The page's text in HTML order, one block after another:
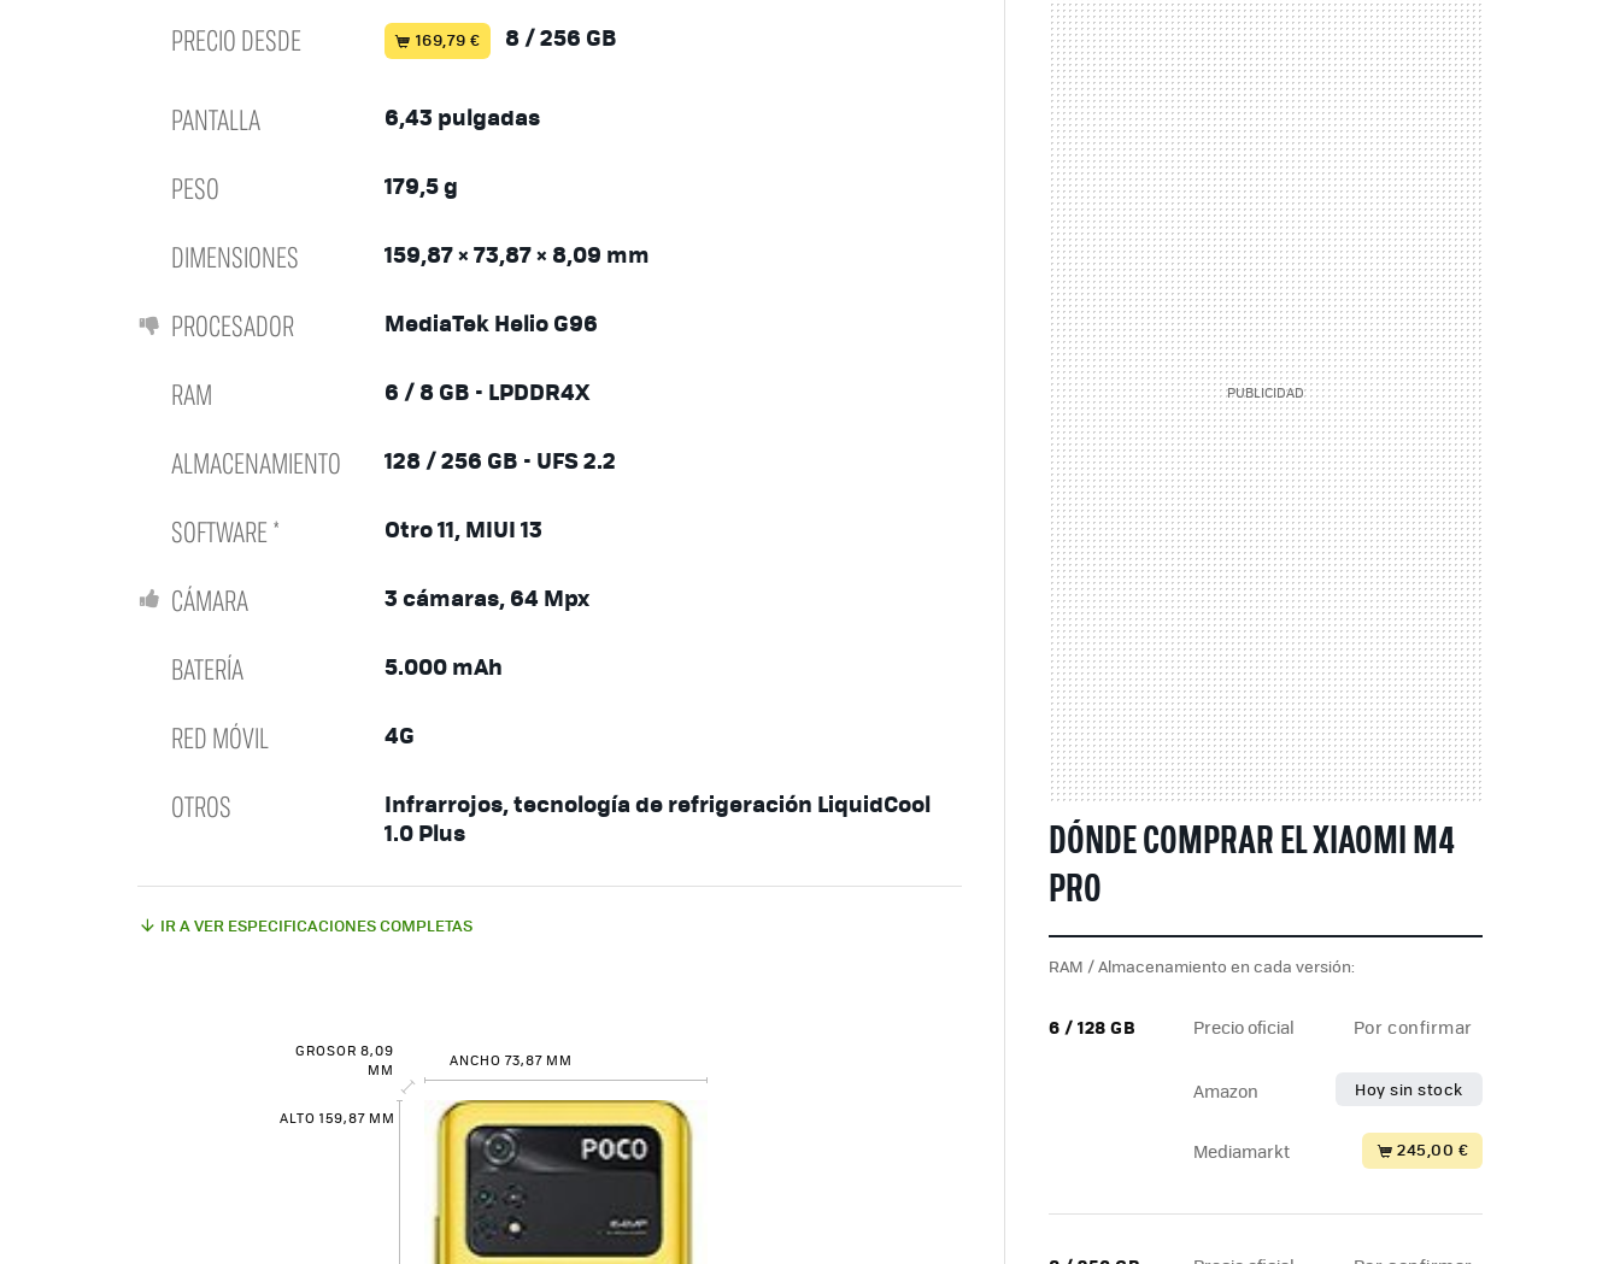
PRECIO DESDE 169,79 € 8 / 256 GB
PANTALLA 6,43 pulgadas
PESO 179,5 g
DIMENSIONES 159,87 × 73,87 × 8,09 mm
PROCESADOR MediaTek Helio G96
RAM 6 / 8 GB - LPDDR4X
ALMACENAMIENTO 128 / 256 GB - UFS 2.2
SOFTWARE * Otro 11, MIUI 13
CÁMARA 3 cámaras, 64 Mpx
BATERÍA 5.000 mAh
RED MÓVIL 4G
OTROS
Infrarrojos, tecnología de refrigeración LiquidCool
1.0 Plus
IR A VER ESPECIFICACIONES COMPLETAS
GROSOR 8,09
MM
ANCHO 73,87 MM
ALTO 159,87 MM
DÓNDE COMPRAR EL XIAOMI M4
PRO
RAM / Almacenamiento en cada versión:
6 / 128 GB Precio oficial Por confirmar
Amazon Hoy sin stock
Mediamarkt 245,00 €